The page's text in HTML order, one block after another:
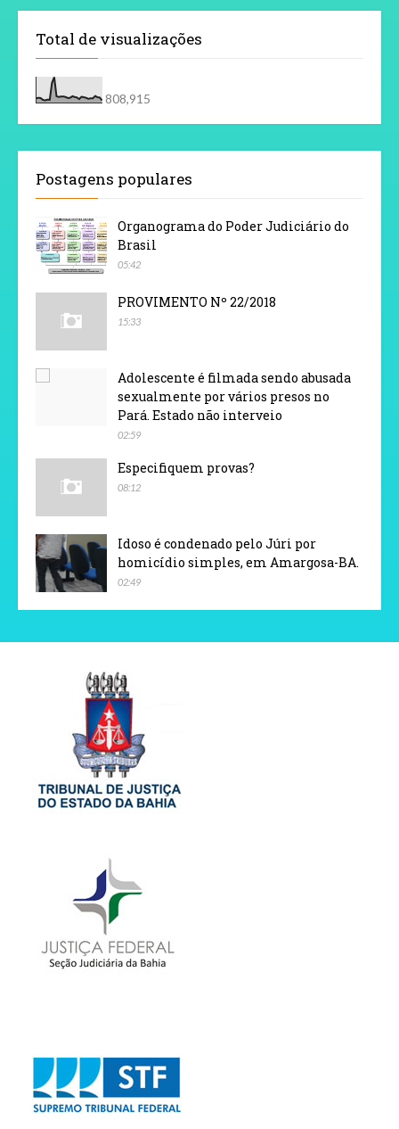
Total de visualizações
808,915
Postagens populares
Organograma do Poder Judiciário do
Brasil
05:42
PROVIMENTO Nº 22/2018
15:33
Adolescente é filmada sendo abusada
sexualmente por vários presos no
Pará. Estado não interveio
02:59
Especifiquem provas?
08:12
Idoso é condenado pelo Júri por
homicídio simples, em Amargosa-BA.
02:49